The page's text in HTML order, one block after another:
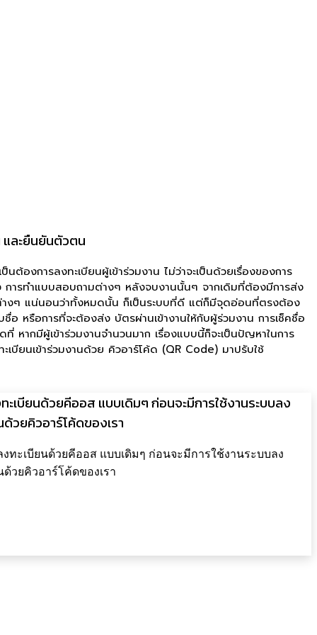
และยืนยันตัวตน
ต้องการลงทะเบียนผู้เข้าร่วมงาน ไม่ว่าจะเป็นด้วยเรื่องของการ
การทำแบบสอบถามต่างๆ หลังจบงานนั้นๆ จากเดิมที่ต้องมีการส่ง
างๆ แน่นอนว่าทั้งหมดนั้น ก็เป็นระบบที่ดี แต่ก็มีจุดอ่อนที่ตรงต้อง
ชื่อ หรือการที่จะต้องส่ง บัตรผ่านเข้างานให้กับผู้ร่วมงาน การเช็คชื่อ
หากมีผู้เข้าร่วมงานจำนวนมาก เรื่องแบบนี้ก็จะเป็นปัญหาในการ
เบียนเข้าร่วมงานด้วย คิวอาร์โค้ด (QR Code) มาปรับใช้
ะเบียนด้วยคีออส แบบเดิมๆ ก่อนจะมีการใช้งานระบบลง
ด้วยคิวอาร์โค้ดของเรา